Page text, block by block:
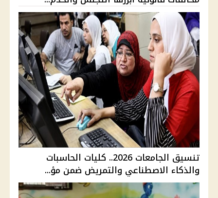
تنسيق الجامعات 2026.. كليات الحاسبات
والذكاء الاصطناعي والتمريض ضمن مؤ...